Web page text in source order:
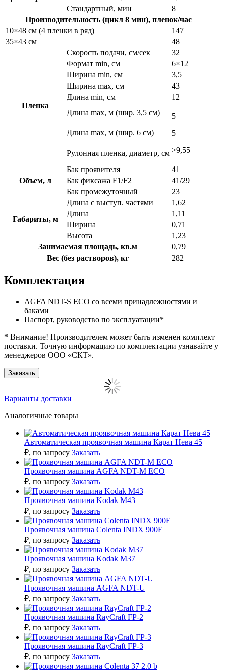
Стандартный, мин
8
Производительность (цикл 8 мин), пленок/час
10×48 см (4 пленки в ряд)
147
35×43 см
48
Пленка
Скорость подачи, см/сек
32
Формат min, см
6×12
Ширина min, см
3,5
Ширина max, см
43
Длина min, см
12
Длина max, м (шир. 3,5 см)
5
5
>9,55
Длина max, м (шир. 6 см)
Рулонная пленка, диаметр, см
Объем, л
Бак проявителя
41
Бак фиксажа F1/F2
41/29
Бак промежуточный
23
Габариты, м
Длина с выступ. частями
1,62
Длина
1,11
Ширина
0,71
Высота
1,23
Занимаемая площадь, кв.м
0,79
Вес (без растворов), кг
282
Комплектация
AGFA NDT-S ECO со всеми принадлежностями и
баками
Паспорт, руководство по эксплуатации*
* Внимание! Производителем может быть изменен комплект
поставки. Точную информацию по комплектации узнавайте у
менеджеров ООО «СКТ».
Заказать
Варианты доставки
Аналогичные товары
Автоматическая проявочная машина Карат Нева 45
₽, по запросу Заказать
Проявочная машина AGFA NDT-M ECO
₽, по запросу Заказать
Проявочная машина Kodak M43
₽, по запросу Заказать
Проявочная машина Colenta INDX 900E
₽, по запросу Заказать
Проявочная машина Kodak M37
₽, по запросу Заказать
Проявочная машина AGFA NDT-U
₽, по запросу Заказать
Проявочная машина RayCraft FP-2
₽, по запросу Заказать
Проявочная машина RayCraft FP-3
₽, по запросу Заказать